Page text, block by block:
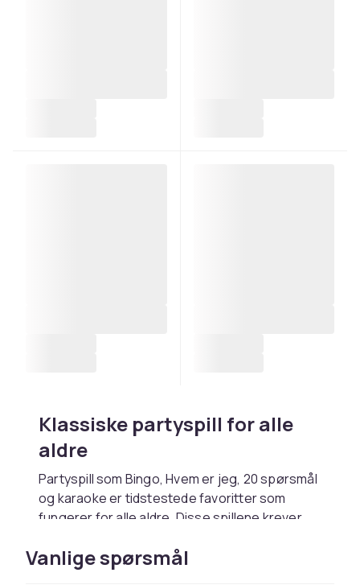
Klassiske partyspill for alle
aldre
Partyspill som Bingo, Hvem er jeg, 20 spørsmål
og karaoke er tidstestede favoritter som
fungerer for alle aldre. Disse spillene krever
under en fest. Mange finnes i kompakte
festversjoner med kortspill og enkelt utstyr.
Vanlige spørsmål